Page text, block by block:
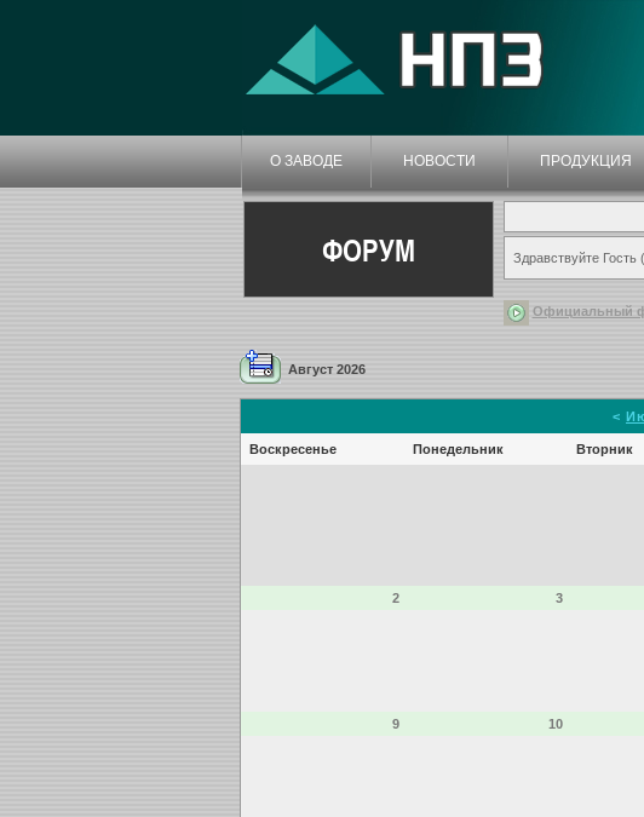
О ЗАВОДЕ НОВОСТИ ПРОДУКЦИЯ
ФОРУМ Здравствуйте Гость (
Официальный
Август 2026
<
Воскресенье Понедельник Вторник
2 3
9 10